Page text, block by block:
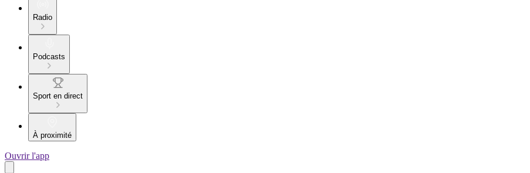
Radio
Podcasts
Sport en direct
À proximité
Ouvrir l'app